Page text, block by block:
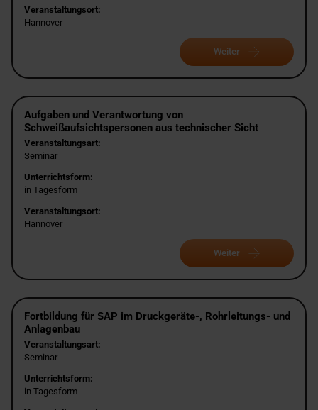
Veranstaltungsort:
Hannover
Weiter
Aufgaben und Verantwortung von
Schweißaufsichtspersonen aus technischer Sicht
Veranstaltungsart:
Seminar
Unterrichtsform:
in Tagesform
Veranstaltungsort:
Hannover
Weiter
Fortbildung für SAP im Druckgeräte-, Rohrleitungs- und
Anlagenbau
Veranstaltungsart:
Seminar
Unterrichtsform:
in Tagesform